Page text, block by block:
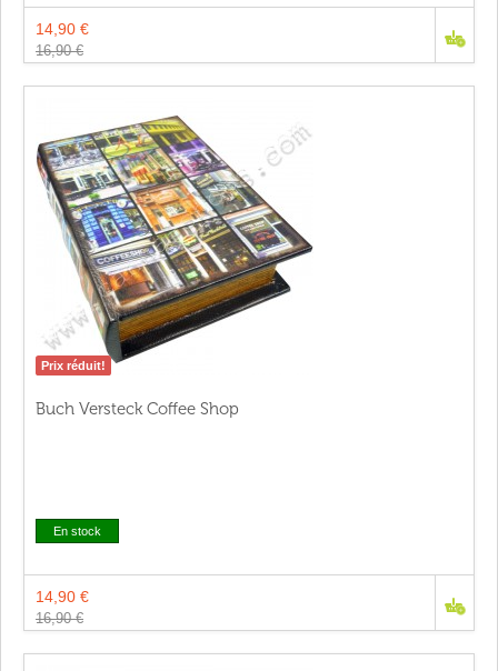
14,90 €
16,90 €
Prix réduit!
Buch Versteck Coffee Shop
En stock
14,90 €
16,90 €